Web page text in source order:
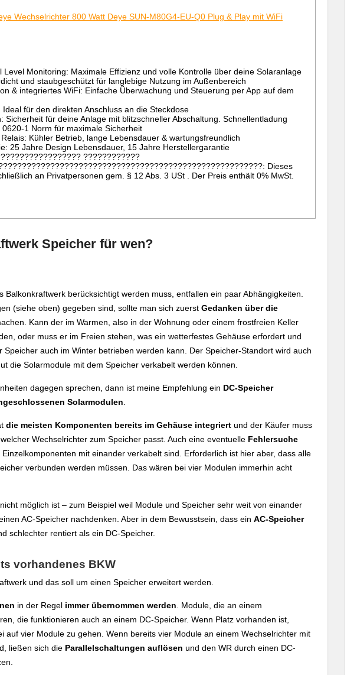
Wechselrichter 800 Watt Deye SUN-M80G4-EU-Q0 Plug & Play mit WiFi
Level Monitoring: Maximale Effizienz und volle Kontrolle über deine Solaranlage
und staubgeschützt für langlebige Nutzung im Außenbereich
& integriertes WiFi: Einfache Überwachung und Steuerung per App auf dem
Ideal für den direkten Anschluss an die Steckdose
Sicherheit für deine Anlage mit blitzschneller Abschaltung. Schnellentladung
1 Norm für maximale Sicherheit
Kühler Betrieb, lange Lebensdauer & wartungsfreundlich
25 Jahre Design Lebensdauer, 15 Jahre Herstellergarantie
????????????
Dieses
an Privatpersonen gem. § 12 Abs. 3 USt . Der Preis enthält 0% MwSt.
Speicher für wen?
Balkonkraftwerk berücksichtigt werden muss, entfallen ein paar Abhängigkeiten.
(siehe oben) gegeben sind, sollte man sich zuerst Gedanken über die
Kann der im Warmen, also in der Wohnung oder einem frostfreien Keller
oder muss er im Freien stehen, was ein wetterfestes Gehäuse erfordert und
Speicher auch im Winter betrieben werden kann. Der Speicher-Standort wird auch
die Solarmodule mit dem Speicher verkabelt werden können.
dagegen sprechen, dann ist meine Empfehlung ein DC-Speicher
Solarmodulen
die meisten Komponenten bereits im Gehäuse integriert und der Käufer muss
Wechselrichter zum Speicher passt. Auch eine eventuelle Fehlersuche
mit einander verkabelt sind. Erforderlich ist hier aber, dass alle
verbunden werden müssen. Das wären bei vier Modulen immerhin acht
möglich ist – zum Beispiel weil Module und Speicher sehr weit von einander
AC-Speicher nachdenken. Aber in dem Bewusstsein, dass ein AC-Speicher
schlechter rentiert als ein DC-Speicher.
vorhandenes BKW
und das soll um einen Speicher erweitert werden.
in der Regel immer übernommen werden . Module, die an einem
die funktionieren auch an einem DC-Speicher. Wenn Platz vorhanden ist,
auf vier Module zu gehen. Wenn bereits vier Module an einem Wechselrichter mit
ließen sich die Parallelschaltungen auflösen und den WR durch einen DC-